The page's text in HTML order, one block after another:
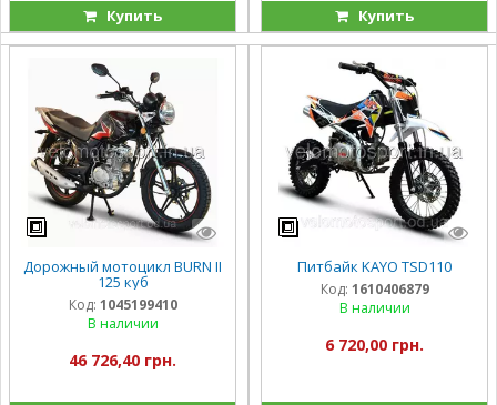
Купить Купить
Дорожный мотоцикл BURN II
125 куб
Код: 1045199410
В наличии
46 726,40 грн.
Питбайк KAYO TSD110
Код: 1610406879
В наличии
6 720,00 грн.